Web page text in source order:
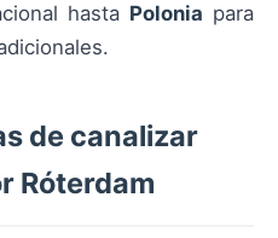
hasta Polonia para
de canalizar
Róterdam